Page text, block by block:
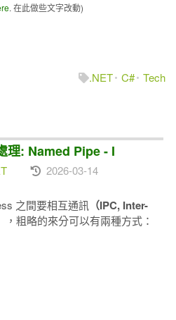
. 在此做些文字改動)
.NET C# Tech
理: Named Pipe - I
2026-03-14
之間要相互通訊（IPC, Inter-
，粗略的來分可以有兩種方式：